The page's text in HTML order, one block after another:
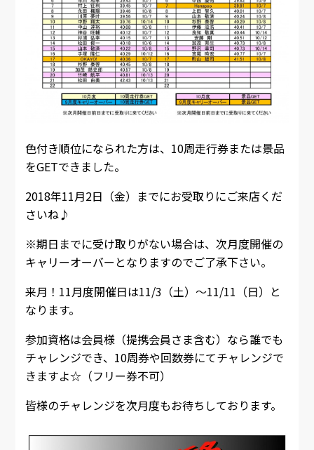
色付き順位になられた方は、10周走行券または景品
をGETできました。
2018年11月2日（金）までにお受取りにご来店くだ
さいね♪
※期日までに受け取りがない場合は、次月度開催の
キャリーオーバーとなりますのでご了承下さい。
来月！11月度開催日は11/3（土）～11/11（日）と
なります。
参加資格は会員様（提携会員さま含む）なら誰でも
チャレンジでき、10周券や回数券にてチャレンジで
きますよ☆（フリー券不可）
皆様のチャレンジを次月度もお待ちしております。